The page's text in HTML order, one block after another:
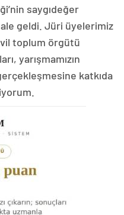
saygıdeğer
geldi. Jüri üyelerimiz
toplum örgütü
yarışmamızın
katkıda